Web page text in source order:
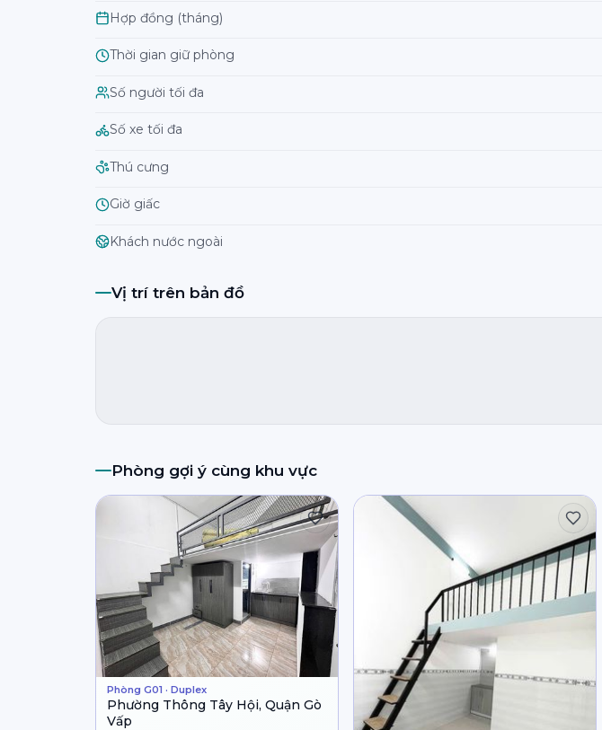
Hợp đồng (tháng)
Thời gian giữ phòng
Số người tối đa
Số xe tối đa
Thú cưng
Giờ giấc
Khách nước ngoài
Vị trí trên bản đồ
Phòng gợi ý cùng khu vực
Phòng G01 · Duplex
Phường Thông Tây Hội, Quận Gò
Vấp